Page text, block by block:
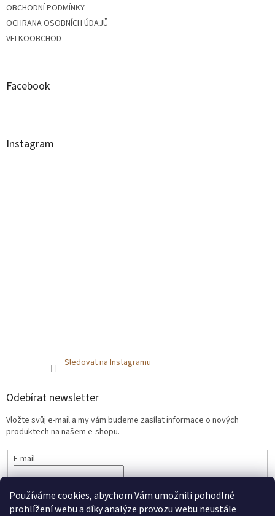
Používáme cookies, abychom Vám umožnili pohodlné
prohlížení webu a díky analýze provozu webu neustále
t
OBCHODNÍ PODMÍNKY
OCHRANA OSOBNÍCH ÚDAJŮ
VELKOOBCHOD
Facebook
Instagram
Sledovat na Instagramu
Odebírat newsletter
Vložte svůj e-mail a my vám budeme zasílat informace o nových
produktech na našem e-shopu.
E-mail
PŘIHLÁSIT SE